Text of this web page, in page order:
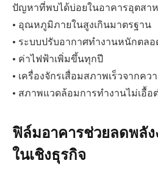
ปัญหาที่พบได้บ่อยในอาคารอุตสา
• อุณหภูมิภายในสูงเกินมาตรฐาน
• ระบบปรับอากาศทำงานหนักตลอ
• ค่าไฟฟ้าเพิ่มขึ้นทุกปี
• เครื่องจักรเสื่อมสภาพเร็วจากคว
• สภาพแวดล้อมการทำงานไม่เอื้
ฟิล์มอาคารช่วยลดพลัง
ในเชิงธุรกิจ